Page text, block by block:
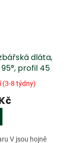
dláta,
profil 45
(3-8 týdny)
V jsou hojně